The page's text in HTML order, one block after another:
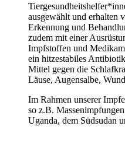
ausgewählt und erhalten
Erkennung und
zudem mit einer
Impfstoffen und
ein hitzestabiles
Mittel gegen die
Läuse, Augensalbe,
Im Rahmen unserer
so z.B.
Uganda, dem Südsudan